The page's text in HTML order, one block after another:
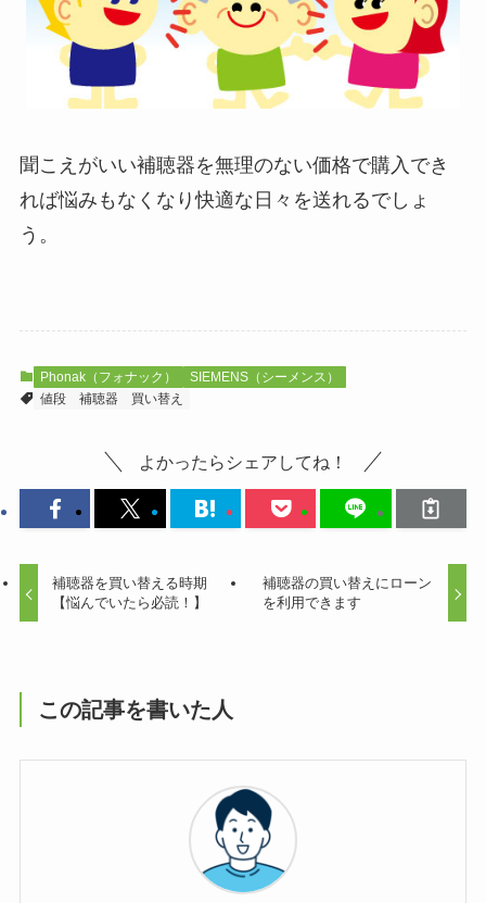
聞こえがいい補聴器を無理のない価格で購入でき
れば悩みもなくなり快適な日々を送れるでしょ
う。
Phonak（フォナック）
SIEMENS（シーメンス）
値段
補聴器 買い替え
よかったらシェアしてね！
補聴器を買い替える時期
【悩んでいたら必読！】
補聴器の買い替えにローン
を利用できます
この記事を書いた人